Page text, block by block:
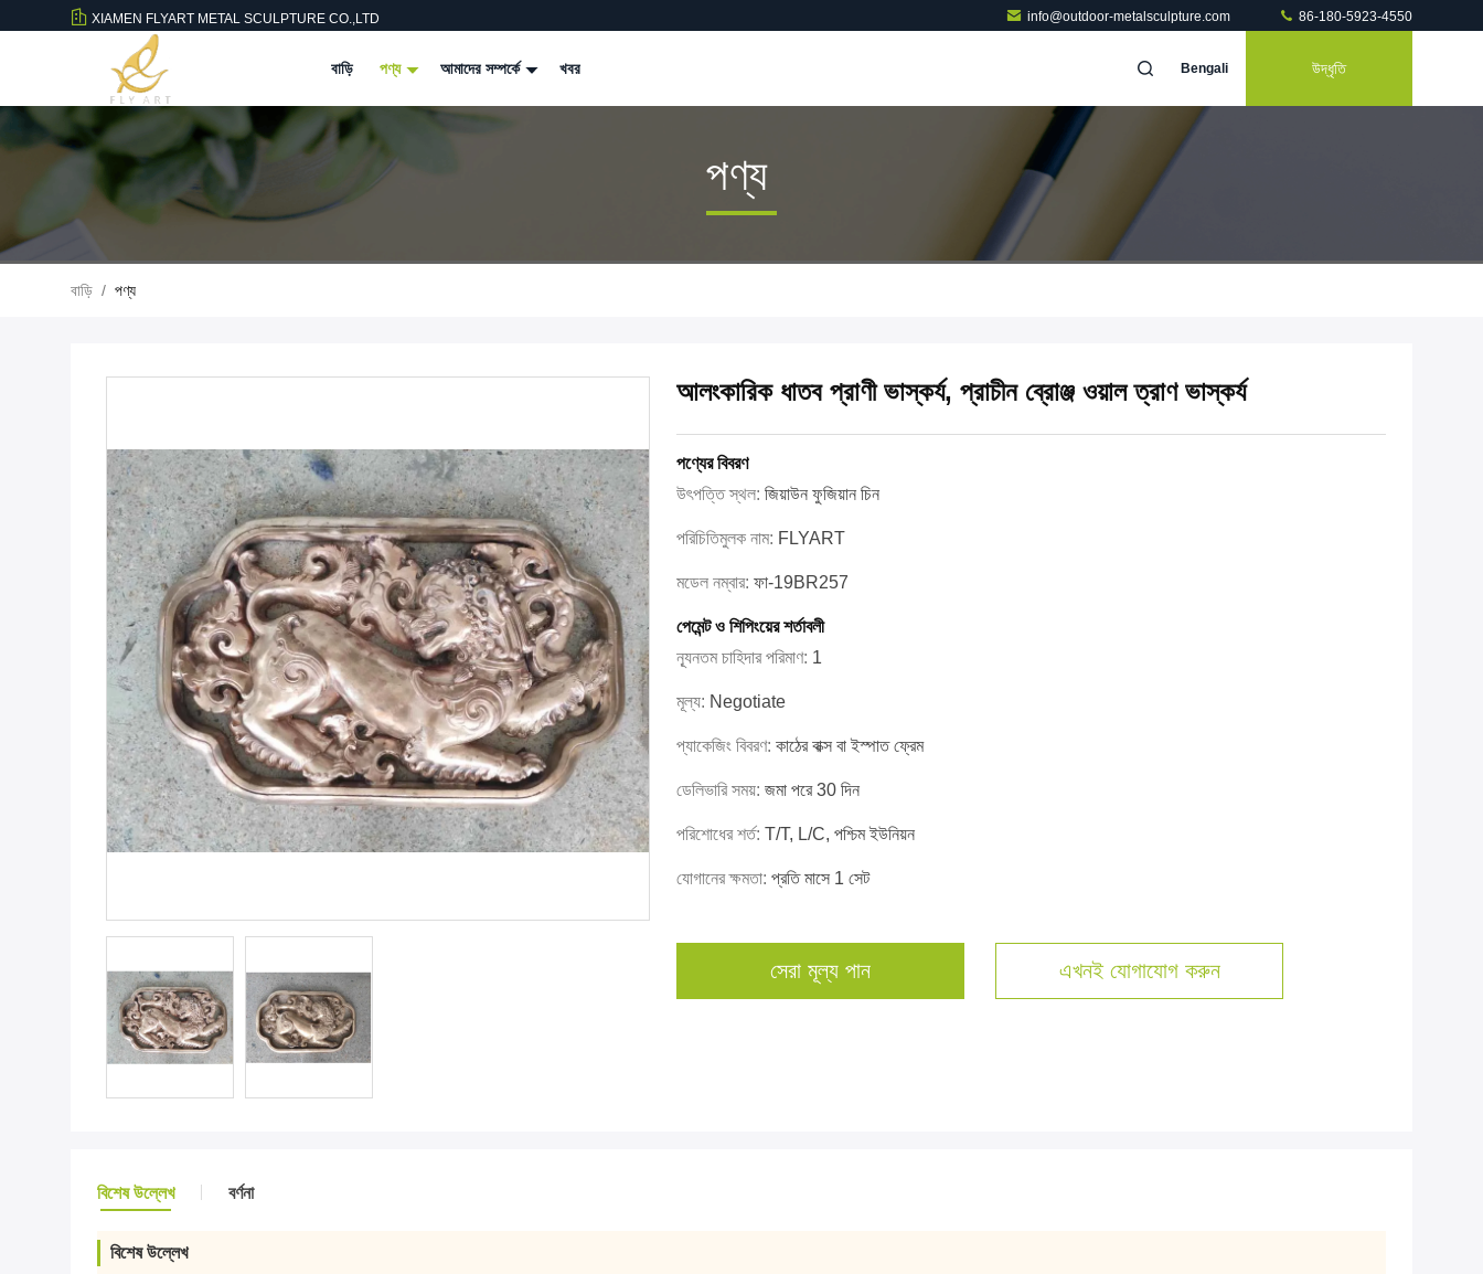
XIAMEN FLYART METAL SCULPTURE CO.,LTD info@outdoor-metalsculpture.com 86-180-5923-4550
বাড়ি পণ্য আমাদের সম্পর্কে খবর Bengali উদ্ধৃতি
পণ্য
বাড়ি / পণ্য
আলংকারিক ধাতব প্রাণী ভাস্কর্য, প্রাচীন ব্রোঞ্জ ওয়াল ত্রাণ ভাস্কর্য
পণ্যের বিবরণ
উৎপত্তি স্থল: জিয়াউন ফুজিয়ান চিন
পরিচিতিমুলক নাম: FLYART
মডেল নম্বার: ফা-19BR257
পেমেন্ট ও শিপিংয়ের শর্তাবলী
ন্যূনতম চাহিদার পরিমাণ: 1
মূল্য: Negotiate
প্যাকেজিং বিবরণ: কাঠের বাক্স বা ইস্পাত ফ্রেম
ডেলিভারি সময়: জমা পরে 30 দিন
পরিশোধের শর্ত: T/T, L/C, পশ্চিম ইউনিয়ন
যোগানের ক্ষমতা: প্রতি মাসে 1 সেট
সেরা মূল্য পান এখনই যোগাযোগ করুন
বিশেষ উল্লেখ বর্ণনা
বিশেষ উল্লেখ